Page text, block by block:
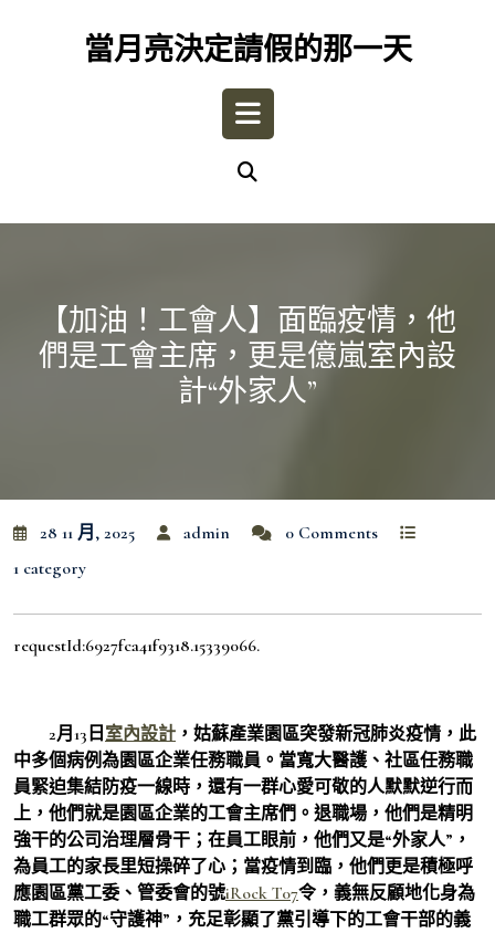
當月亮決定請假的那一天
Open
【加油！工會人】面臨疫情，他
們是工會主席，更是億嵐室內設
計“外家人”
28 11 月, 2025 admin
0 Comments
1 category
requestId:6927fca41f9318.15339066.
2月13日 室內設計 ，姑蘇產業園區突發新冠肺炎疫情，此
中多個病例為園區企業任務職員。當寬大醫護、社區任務職
員緊迫集結防疫一線時，還有一群心愛可敬的人默默逆行而
上，他們就是園區企業的工會主席們。退職場，他們是精明
強干的公司治理層骨干；在員工眼前，他們又是“外家人”，
為員工的家長里短操碎了心；當疫情到臨，他們更是積極呼
應園區黨工委、管委會的號iRock T07令，義無反顧地化身為
職工群眾的“守護神”，充足彰顯了黨引導下的工會干部的義